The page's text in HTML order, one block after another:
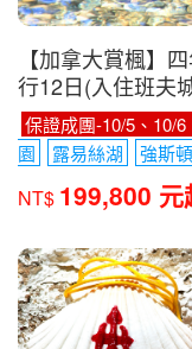
【加拿大賞楓】
行12日(入住班夫
保證成團-10/5、10/6
園
露易絲湖 強斯
NT$ 199,800 元